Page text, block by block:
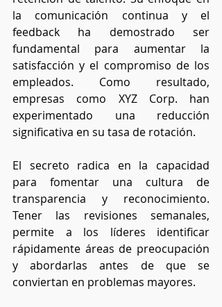
la comunicación continua y el
feedback ha demostrado ser
fundamental para aumentar la
satisfacción y el compromiso de los
empleados. Como resultado,
empresas como XYZ Corp. han
experimentado una reducción
significativa en su tasa de rotación.
El secreto radica en la capacidad
para fomentar una cultura de
transparencia y reconocimiento.
Tener las revisiones semanales,
permite a los líderes identificar
rápidamente áreas de preocupación
y abordarlas antes de que se
conviertan en problemas mayores.